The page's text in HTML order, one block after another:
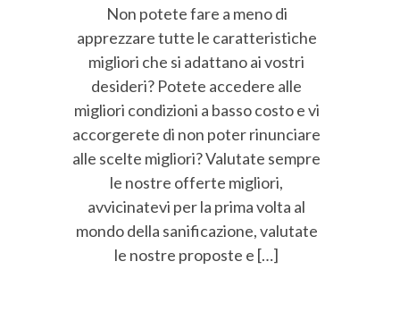
Non potete fare a meno di
apprezzare tutte le caratteristiche
migliori che si adattano ai vostri
desideri? Potete accedere alle
migliori condizioni a basso costo e vi
accorgerete di non poter rinunciare
alle scelte migliori? Valutate sempre
le nostre offerte migliori,
avvicinatevi per la prima volta al
mondo della sanificazione, valutate
le nostre proposte e […]